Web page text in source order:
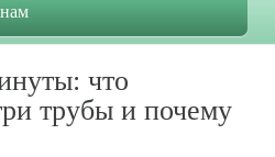
что
трубы и почему